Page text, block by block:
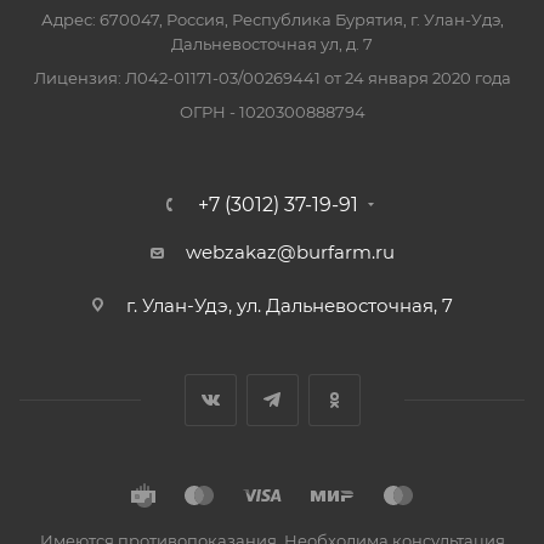
Адрес: 670047, Россия, Республика Бурятия, г. Улан-Удэ,
Дальневосточная ул, д. 7
Лицензия: Л042-01171-03/00269441 от 24 января 2020 года
ОГРН - 1020300888794
+7 (3012) 37-19-91
webzakaz@burfarm.ru
г. Улан-Удэ, ул. Дальневосточная, 7